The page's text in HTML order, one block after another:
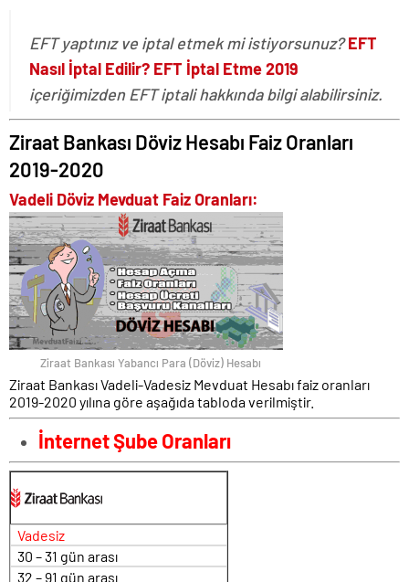
EFT yaptınız ve iptal etmek mi istiyorsunuz? EFT
Nasıl İptal Edilir? EFT İptal Etme 2019
içeriğimizden EFT iptali hakkında bilgi alabilirsiniz.
Ziraat Bankası Döviz Hesabı Faiz Oranları
2019-2020
Vadeli Döviz Mevduat Faiz Oranları:
Ziraat Bankası Yabancı Para (Döviz) Hesabı
Ziraat Bankası Vadeli-Vadesiz Mevduat Hesabı faiz oranları
2019-2020 yılına göre aşağıda tabloda verilmiştir.
İnternet Şube Oranları
Vadesiz
30 – 31 gün arası
32 – 91 gün arası